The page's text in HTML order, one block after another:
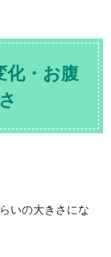
化・お腹
いの大きさにな